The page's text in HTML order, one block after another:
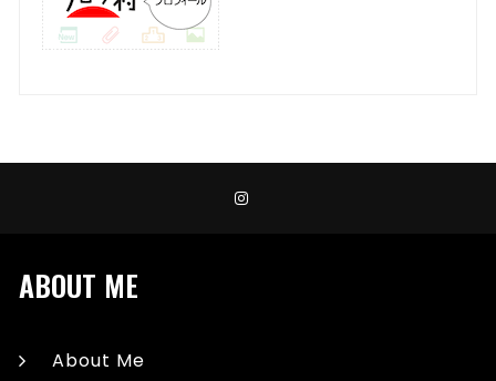
ABOUT ME
About Me